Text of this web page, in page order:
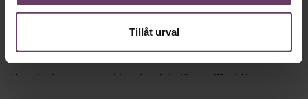
Tillåt urval
Och det funkade:
”Jag skrev till fem vd:ar och fyra svarade”, säger han till
spanska El País.
Horwitz har nu utvecklat sitt trick till en affärsidé: appen